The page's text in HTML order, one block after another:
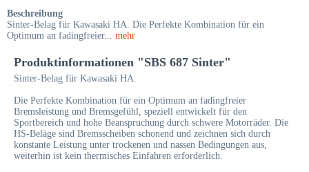
Beschreibung
Sinter-Belag für Kawasaki HA. Die Perfekte Kombination für ein
Optimum an fadingfreier... mehr
Produktinformationen "SBS 687 Sinter"
Sinter-Belag für Kawasaki HA.
Die Perfekte Kombination für ein Optimum an fadingfreier
Bremsleistung und Bremsgefühl, speziell entwickelt für den
Sportbereich und hohe Beanspruchung durch schwere Motorräder. Die
HS-Beläge sind Bremsscheiben schonend und zeichnen sich durch
konstante Leistung unter trockenen und nassen Bedingungen aus,
weiterhin ist kein thermisches Einfahren erforderlich.